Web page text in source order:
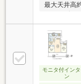
最大天井高
シューズイ
クルーム専
２４時間
ミ置場あ
ェラウン
ダイニン
テラス、バ
ム、ゴルフ
モニタ付イン
ン